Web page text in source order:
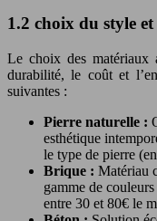
1.2 choix du style
Le choix des matériaux
durabilité, le coût et
suivantes :
Pierre naturelle :
esthétique
le type de pierre
Brique : Matériau
gamme de
entre 30 et 80€ le